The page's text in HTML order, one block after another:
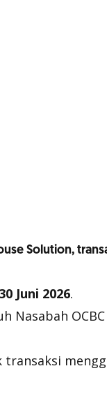
Solution,
Juni 2026.
Nasabah